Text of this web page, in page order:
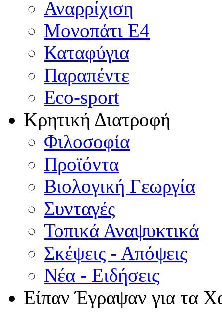
Αναρρίχιση
Μονοπάτι Ε4
Καταφύγια
Παραπέντε
Eco-sport
Κρητική Διατροφή
Φιλοσοφία
Προϊόντα
Βιολογική Γεωργία
Συνταγές
Τοπικά Αναψυκτικά
Σκέψεις - Απόψεις
Νέα - Ειδήσεις
Είπαν Έγραψαν για τα